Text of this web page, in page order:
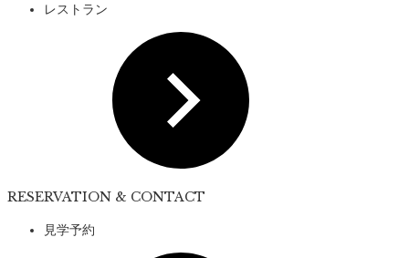
レストラン
RESERVATION & CONTACT
見学予約